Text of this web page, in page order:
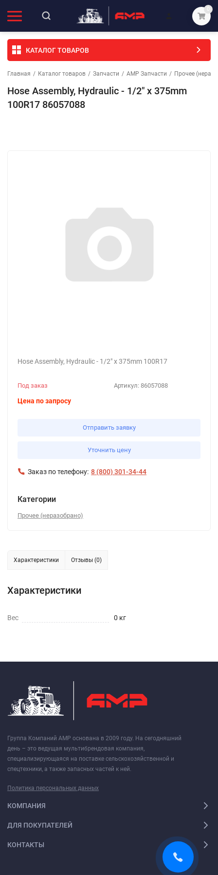
0
КАТАЛОГ ТОВАРОВ
Главная / Каталог товаров / Запчасти / АМР Запчасти / Прочее
Hose Assembly, Hydraulic - 1/2" x 375mm
100R17 86057088
Hose Assembly, Hydraulic - 1/2" x 375mm 100R17
Артикул: 86057088
Под заказ
Цена по запросу
Отправить заявку
Уточнить цену
Заказ по телефону: 8 (800) 301-34-44
Категории
Прочее (неразобрано)
Характеристики Отзывы (0)
Характеристики
Вес 0 кг
Группа Компаний АМР основана в 2009 году. На сегодняшний
день – это ведущая мультибрендовая компания,
специализирующаяся на поставке сельскохозяйственной и
спецтехники, а также запасных частей к ней.
Политика персональных данных
КОМПАНИЯ
ДЛЯ ПОКУПАТЕЛЕЙ
КОНТАКТЫ